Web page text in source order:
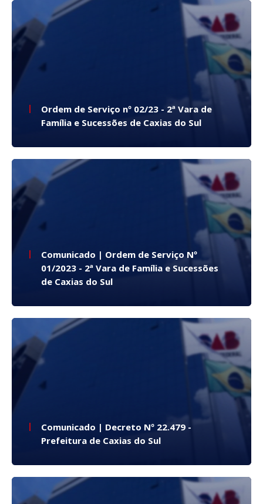
Ordem de Serviço nº 02/23 - 2ª Vara de
Família e Sucessões de Caxias do Sul
Comunicado | Ordem de Serviço Nº
01/2023 - 2ª Vara de Família e Sucessões
de Caxias do Sul
Comunicado | Decreto Nº 22.479 -
Prefeitura de Caxias do Sul